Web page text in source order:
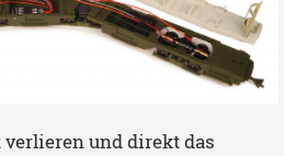
und direkt das